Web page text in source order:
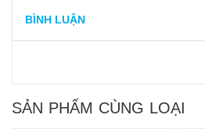
BÌNH LUẬN
SẢN PHẨM CÙNG LOẠI